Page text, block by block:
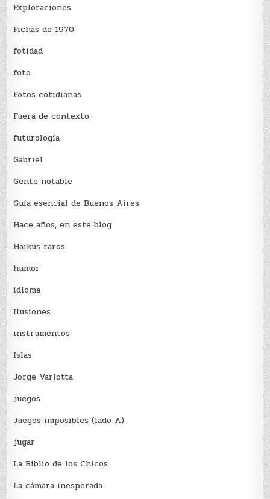
Exploraciones
Fichas de 1970
fotidad
foto
Fotos cotidianas
Fuera de contexto
futurología
Gabriel
Gente notable
Guía esencial de Buenos Aires
Hace años, en este blog
Haikus raros
humor
idioma
Ilusiones
instrumentos
Islas
Jorge Varlotta
juegos
Juegos imposibles (lado A)
jugar
La Biblio de los Chicos
La cámara inesperada